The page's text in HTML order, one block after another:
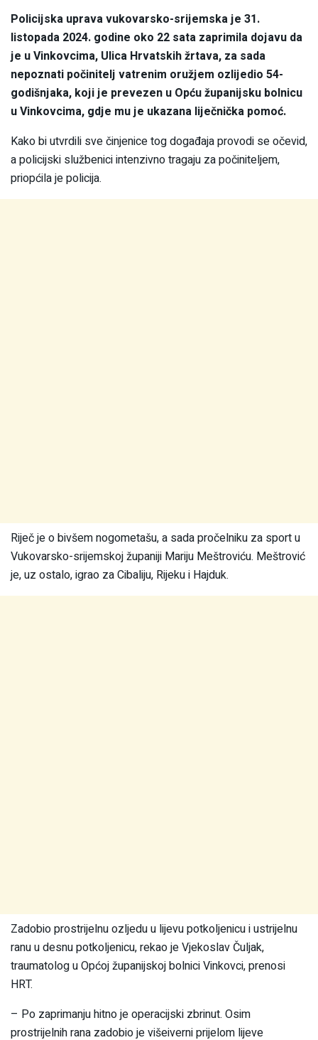
Policijska uprava vukovarsko-srijemska je 31.
listopada 2024. godine oko 22 sata zaprimila dojavu da
je u Vinkovcima, Ulica Hrvatskih žrtava, za sada
nepoznati počinitelj vatrenim oružjem ozlijedio 54-
godišnjaka, koji je prevezen u Opću županijsku bolnicu
u Vinkovcima, gdje mu je ukazana liječnička pomoć.
Kako bi utvrdili sve činjenice tog događaja provodi se očevid,
a policijski službenici intenzivno tragaju za počiniteljem,
priopćila je policija.
Riječ je o bivšem nogometašu, a sada pročelniku za sport u
Vukovarsko-srijemskoj županiji Mariju Meštroviću. Meštrović
je, uz ostalo, igrao za Cibaliju, Rijeku i Hajduk.
Zadobio prostrijelnu ozljedu u lijevu potkoljenicu i ustrijelnu
ranu u desnu potkoljenicu, rekao je Vjekoslav Čuljak,
traumatolog u Općoj županijskoj bolnici Vinkovci, prenosi
HRT.
– Po zaprimanju hitno je operacijski zbrinut. Osim
prostrijelnih rana zadobio je višeiverni prijelom lijeve